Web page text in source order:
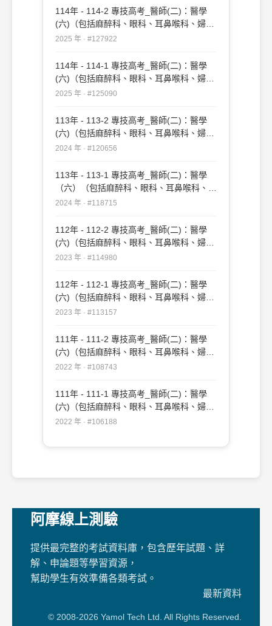
114年 - 114-2 專技高考_醫師(二)：醫學
(六)（包括麻醉科、眼科、耳鼻喉科、婦產
科、復健科等科目及其相關臨床實例與醫學
2025 年 · #127922
114年 - 114-1 專技高考_醫師(二)：醫學
(六)（包括麻醉科、眼科、耳鼻喉科、婦產
科、復健科等科目及其相關臨床實例與醫學
2025 年 · #125090
113年 - 113-2 專技高考_醫師(二)：醫學
(六)（包括麻醉科、眼科、耳鼻喉科、婦產
科、復健科等科目及其相關臨床實例與醫學
2024 年 · #120656
113年 - 113-1 專技高考_醫師(二)：醫學
（六）（包括麻醉科、眼科、耳鼻喉科、婦
產科、復健科等科目及其相關臨床實例與醫
2024 年 · #118715
112年 - 112-2 專技高考_醫師(二)：醫學
(六)（包括麻醉科、眼科、耳鼻喉科、婦產
科、復健科等科目及其相關臨床實例與醫學
2023 年 · #114980
112年 - 112-1 專技高考_醫師(二)：醫學
(六)（包括麻醉科、眼科、耳鼻喉科、婦產
科、復健科等科目及其相關臨床實例與醫學
2023 年 · #113157
111年 - 111-2 專技高考_醫師(二)：醫學
(六)（包括麻醉科、眼科、耳鼻喉科、婦產
科、復健科等科目及其相關臨床實例與醫學
2022 年 · #108743
111年 - 111-1 專技高考_醫師(二)：醫學
(六)（包括麻醉科、眼科、耳鼻喉科、婦產
科、復健科等科目及其相關臨床實例與醫學
2022 年 · #106188
阿摩線上測驗
提供最完整的考試資料庫，包含歷年試題、詳
解、申論題等學習資源，
幫助學生有效準備各類考試。
最新資料
© 2008-2026 Yamol Tech Ltd. All Rights Reserved.